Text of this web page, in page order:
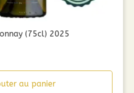
(75cl) 2025
au panier